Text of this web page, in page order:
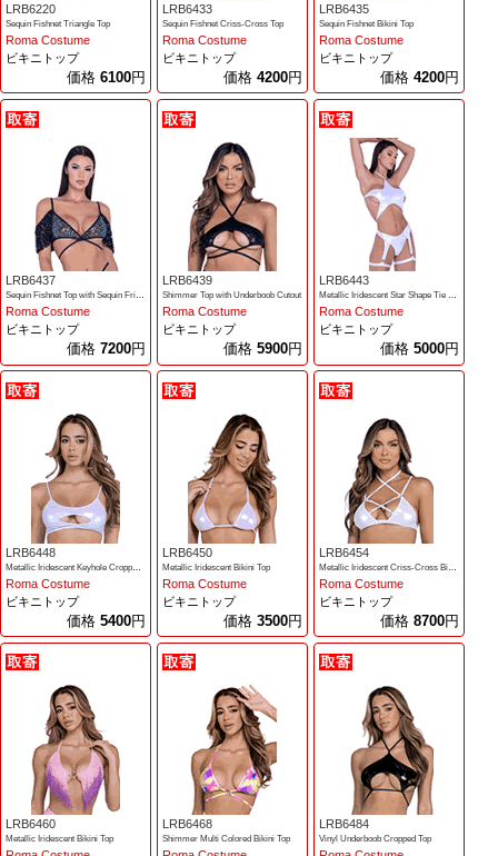
LRB6220
Sequin Fishnet Triangle Top
Roma Costume
ビキニトップ
価格 6100円
LRB6433
Sequin Fishnet Criss-Cross Top
Roma Costume
ビキニトップ
価格 4200円
LRB6435
Sequin Fishnet Bikini Top
Roma Costume
ビキニトップ
価格 4200円
LRB6437
Sequin Fishnet Top with Sequin Fringe Detail
Roma Costume
ビキニトップ
価格 7200円
LRB6439
Shimmer Top with Underboob Cutout
Roma Costume
ビキニトップ
価格 5900円
LRB6443
Metallic Iridescent Star Shape Tie Top
Roma Costume
ビキニトップ
価格 5000円
LRB6448
Roma Costume
ビキニトップ
価格 5400円
LRB6450
Metallic Iridescent Bikini Top
Roma Costume
ビキニトップ
価格 3500円
LRB6454
Roma Costume
ビキニトップ
価格 8700円
LRB6460
Metallic Iridescent Bikini Top
LRB6468
Shimmer Multi Colored Bikini Top
LRB6484
Vinyl Underboob Cropped Top